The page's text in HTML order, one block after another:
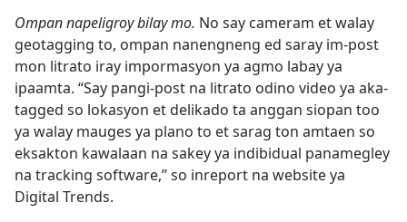
Ompan napeligroy bilay mo. No say cameram et walay
geotagging to, ompan nanengneng ed saray im-post
mon litrato iray impormasyon ya agmo labay ya
ipaamta. “Say pangi-post na litrato odino video ya aka-
tagged so lokasyon et delikado ta anggan siopan too
ya walay mauges ya plano to et sarag ton amtaen so
eksakton kawalaan na sakey ya indibidual panamegley
na tracking software,” so inreport na website ya
Digital Trends.